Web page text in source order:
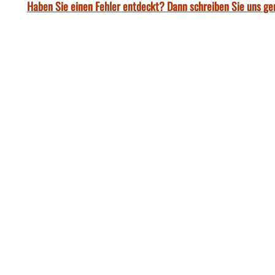
Haben Sie einen Fehler entdeckt? Dann schreiben Sie uns